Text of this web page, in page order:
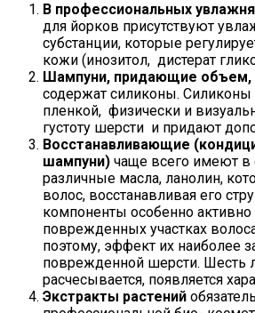
В профессиональных
для йорков присутствуют
субстанции, которые
кожи (инозитол, дистерат
Шампуни, придающие объем,
содержат силиконы.
пленкой, физически и
густоту шерсти и придают
Восстанавливающие
шампуни) чаще всего имеют в
различные масла, ланолин,
волос, восстанавливая его
компоненты особенно
поврежденных участках
поэтому, эффект их наиболее
поврежденной шерсти. Шесть
расчесывается, появляется
Экстракты растений